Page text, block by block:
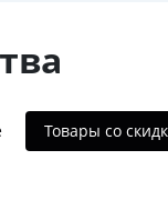
Товары со